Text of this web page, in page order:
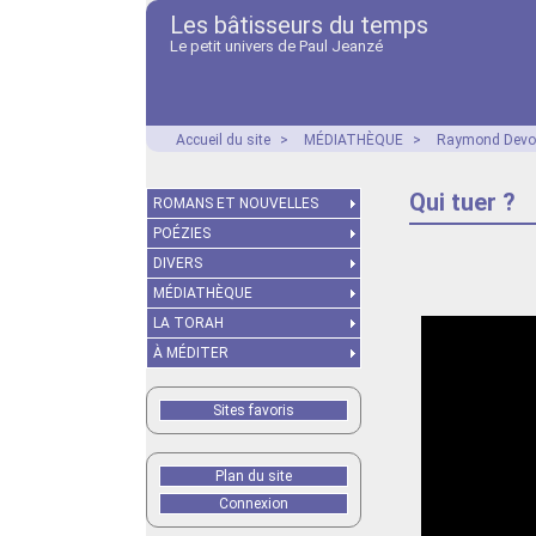
Les bâtisseurs du temps
Le petit univers de Paul Jeanzé
Accueil du site > MÉDIATHÈQUE > Raymond
Qui tuer ?
ROMANS ET NOUVELLES
POÉZIES
DIVERS
MÉDIATHÈQUE
LA TORAH
À MÉDITER
Sites favoris
Plan du site
Connexion